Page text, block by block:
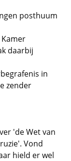
posthuum
daarbij
in
zender
'de Wet van
Vond
hield er wel